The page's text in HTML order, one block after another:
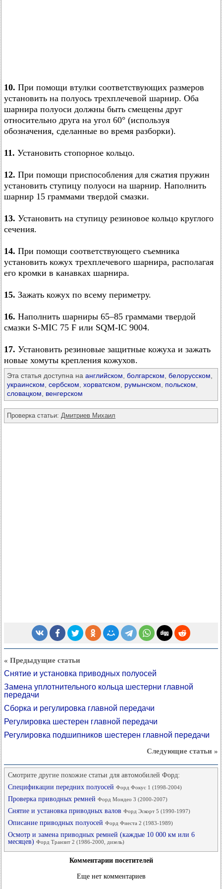
10. При помощи втулки соответствующих размеров
установить на полуось трехплечевой шарнир. Оба
шарнира полуоси должны быть смещены друг
относительно друга на угол 60° (используя
обозначения, сделанные во время разборки).
11. Установить стопорное кольцо.
12. При помощи приспособления для сжатия пружин
установить ступицу полуоси на шарнир. Наполнить
шарнир 15 граммами твердой смазки.
13. Установить на ступицу резиновое кольцо круглого
сечения.
14. При помощи соответствующего съемника
установить кожух трехплечевого шарнира, располагая
его кромки в канавках шарнира.
15. Зажать кожух по всему периметру.
16. Наполнить шарниры 65–85 граммами твердой
смазки S-MIC 75 F или SQM-IC 9004.
17. Установить резиновые защитные кожуха и зажать
новые хомуты крепления кожухов.
Эта статья доступна на английском болгарском белорусском
украинском сербском хорватском румынском польском
словацком
венгерском
Проверка статьи: Дмитриев Михаил
« Предыдущие статьи
Снятие и установка приводных полуосей
Замена уплотнительного кольца шестерни главной
передачи
Сборка и регулировка главной передачи
Регулировка шестерен главной передачи
Регулировка подшипников шестерен главной передачи
Следующие статьи »
Смотрите другие похожие статьи для автомобилей Форд:
Спецификации передних полуосей Форд Фокус 1 (1998-2004)
Проверка приводных ремней Форд Мондео 3 (2000-2007)
Снятие и установка приводных валов Форд Эскорт 5 (1990-1997)
Описание приводных полуосей Форд Фиеста 2 (1983-1989)
Осмотр и замена приводных ремней (каждые 10 000 км или 6
месяцев) Форд Транзит 2 (1986-2000, дизель)
Комментарии посетителей
Еще нет комментариев